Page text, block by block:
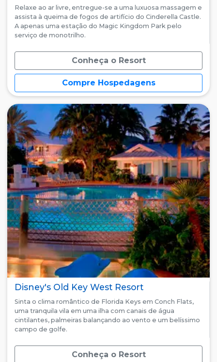
Relaxe ao ar livre, entregue-se a uma luxuosa massagem e
assista à queima de fogos de artifício do Cinderella Castle.
A apenas uma estação do Magic Kingdom Park pelo
serviço de monotrilho.
Conheça o Resort
Compre Hospedagens
Disney's Old Key West Resort
Sinta o clima romântico de Florida Keys em Conch Flats,
uma tranquila vila em uma ilha com canais de água
cintilantes, palmeiras balançando ao vento e um belíssimo
campo de golfe.
Conheça o Resort